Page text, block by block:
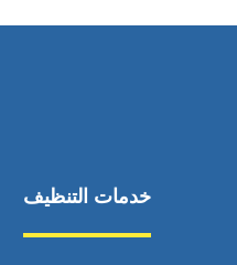
خدمات التنظيف